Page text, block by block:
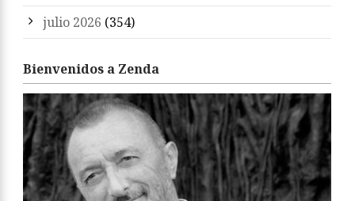
julio 2026 (354)
Bienvenidos a Zenda